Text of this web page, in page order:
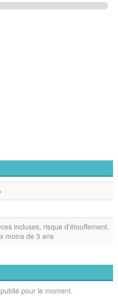
incluses, risque d'étouffement.
moins de 3 ans
pour le moment.